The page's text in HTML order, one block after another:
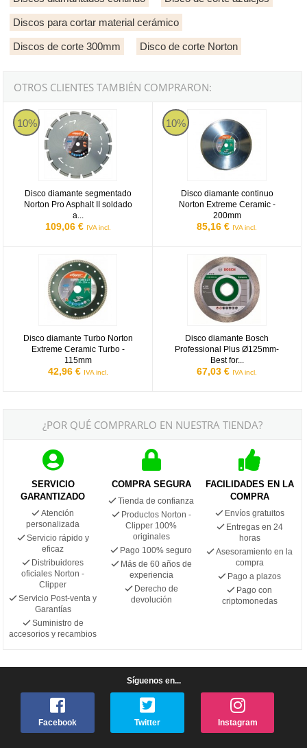
Discos para cortar material cerámico
Discos de corte 300mm Disco de corte Norton
OTROS CLIENTES TAMBIÉN COMPRARON:
10%
Disco diamante segmentado
Norton Pro Asphalt II soldado
a...
109,06 € IVA incl.
Disco diamante segmentado Norton Pro Asphalt II soldado a láser
10%
Disco diamante continuo
Norton Extreme Ceramic -
200mm
85,16 € IVA incl.
Disco diamante continuo Norton
Disco diamante Turbo Norton
Extreme Ceramic Turbo -
115mm
42,96 € IVA incl.
Disco diamante Turbo Norton Extreme Ceramic Turbo - 115mm
Disco diamante Bosch
Professional Plus Ø125mm-
Best for...
67,03 € IVA incl.
Disco diamante Bosch
¿POR QUÉ COMPRARLO EN NUESTRA TIENDA?
SERVICIO
GARANTIZADO
Atención
personalizada
Servicio rápido y
eficaz
Distribuidores
oficiales Norton -
Clipper
Servicio Post-venta y
Garantías
Suministro de
accesorios y recambios
COMPRA SEGURA
Tienda de confianza
Productos Norton -
Clipper 100%
originales
Pago 100% seguro
Más de 60 años de
experiencia
Derecho de
devolución
FACILIDADES EN LA
COMPRA
Envíos gratuitos
Entregas en 24
horas
Asesoramiento en la
compra
Pago a plazos
Pago con
criptomonedas
Síguenos en...
Facebook Twitter Instagram